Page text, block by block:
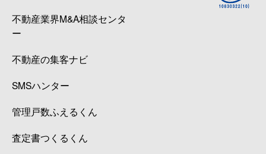
不動産業界M&A相談センタ
ー
不動産の集客ナビ
SMSハンター
管理戸数ふえるくん
査定書つくるくん